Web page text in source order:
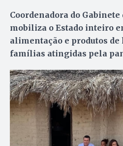
Coordenadora do
mobiliza o Estado inteiro
alimentação e produtos
famílias atingidas pela